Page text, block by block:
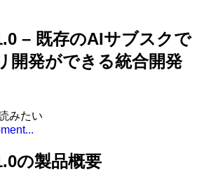
– 既存のAIサブスクで
開発ができる統合開発
みたい
の製品概要